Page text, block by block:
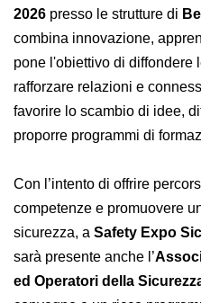
Sicurezza sul Lavoro 2026
e17 settembre 2026
Fiera . L'evento, che
apprendimento e
diffondere le buone
relazioni e connessioni tra
programmi di formazione
Con l’intento di offrire
le competenze e
sicurezza, aSafety Expo